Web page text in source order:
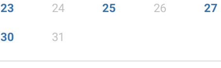
23 24 25 26 27
30 31